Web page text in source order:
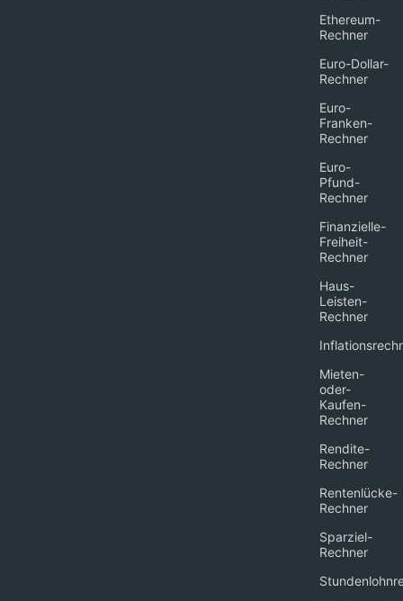
Ethereum-
Rechner
Euro-Dollar-
Rechner
Euro-
Franken-
Rechner
Euro-
Pfund-
Rechner
Finanzielle-
Freiheit-
Rechner
Haus-
Leisten-
Rechner
Mieten-
oder-
Kaufen-
Rechner
Rendite-
Rechner
Rentenlücke-
Rechner
Sparziel-
Rechner